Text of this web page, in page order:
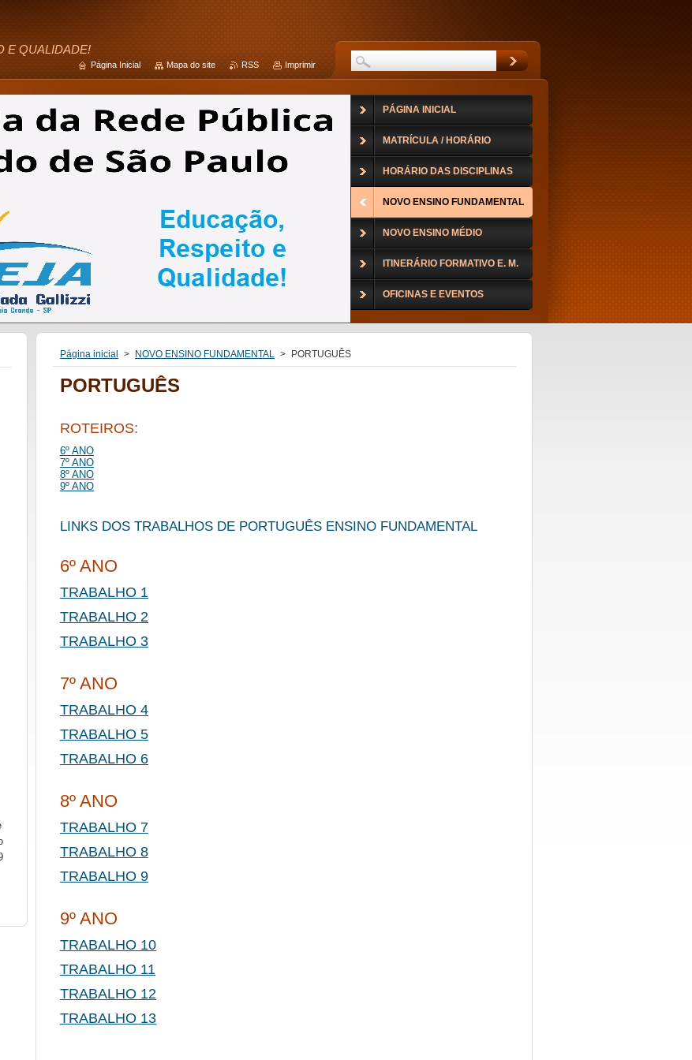
E QUALIDADE!
Página inicial > NOVO ENSINO FUNDAMENTAL > PORTUGUÊS
PORTUGUÊS
ROTEIROS:
6º ANO
7º ANO
8º ANO
9º ANO
LINKS DOS TRABALHOS DE PORTUGUÊS ENSINO FUNDAMENTAL
6º ANO
TRABALHO 1
TRABALHO 2
TRABALHO 3
7º ANO
TRABALHO 4
TRABALHO 5
TRABALHO 6
8º ANO
TRABALHO 7
TRABALHO 8
TRABALHO 9
9º ANO
TRABALHO 10
TRABALHO 11
TRABALHO 12
TRABALHO 13
PÁGINA INICIAL
MATRÍCULA / HORÁRIO
HORÁRIO DAS DISCIPLINAS
NOVO ENSINO FUNDAMENTAL
NOVO ENSINO MÉDIO
ITINERÁRIO FORMATIVO E. M.
OFICINAS E EVENTOS
Página Inicial Mapa do site RSS Imprimir